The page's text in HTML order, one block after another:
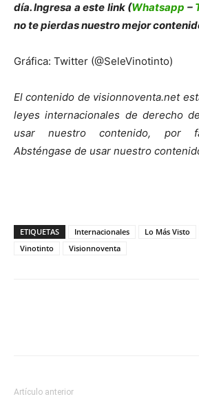
día. Ingresa a este link (Whatsapp –
no te pierdas nuestro mejor
Gráfica: Twitter (@SeleVinotinto)
El contenido de visionnoventa.net
leyes internacionales de derecho
usar nuestro contenido, por
Absténgase de usar nuestro
ETIQUETAS Internacionales Lo Más Visto
Vinotinto
Visionnoventa
Artículo anterior